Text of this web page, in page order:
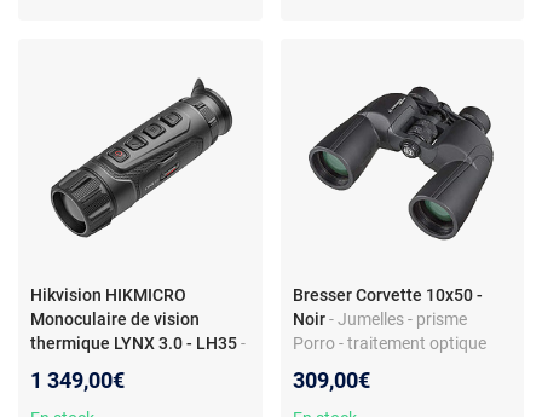
Hikvision HIKMICRO
Monoculaire de vision
thermique LYNX 3.0 - LH35-
vision thermique LYNX 3.0 -
1 349,00€
Bresser Corvette 10x50 -
Noir - Jumelles - prisme
Porro - traitement optique
309,00€